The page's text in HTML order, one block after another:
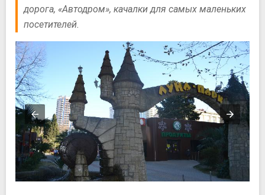
дорога, «Автодром», качалки для самых маленьких
посетителей.